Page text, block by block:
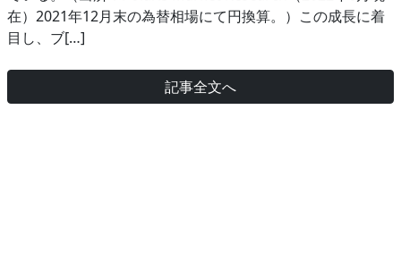
在）2021年12月末の為替相場にて円換算。）この成長に着
目し、ブ[…]
記事全文へ